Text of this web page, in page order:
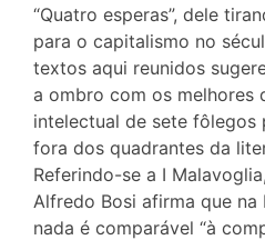
“Quatro esperas”, dele
para o capitalismo no
textos aqui reunidos
a ombro com os melhores
intelectual de sete fôlegos
fora dos quadrantes da
Referindo-se a I
Alfredo Bosi afirma que
nada é comparável “à